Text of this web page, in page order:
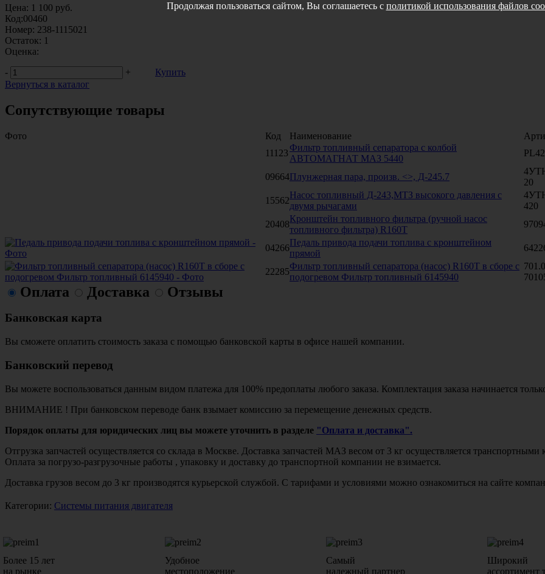
Цена: 1 100 руб.
Код:00460
Номер: 238-1115021
Остаток: 1
Оценка:
-
+
Купить
Вернуться в каталог
Сопутствующие товары
Фото Код Наименование
11123
Фильтр топливный сепаратора с колбой
АВТОМАГНАТ МАЗ 5440
09664Плунжерная пара, произв. <>, Д-245.7
20
15562
Насос топливный Д-243,МТЗ высокого давления с
двумя рычагами
420
20408
Кронштейн топливного фильтра (ручной насос
топливного фильтра) R160T
04266
Педаль привода подачи топлива с кронштейном
прямой
22285
Фильтр топливный сепаратора (насос) R160T в сборе с
подогревом Фильтр топливный 6145940
Оплата Доставка Отзывы
Банковская карта
Вы сможете оплатить стоимость заказа с помощью банковской карты в офисе нашей компании.
Банковский перевод
Вы можете воспользоваться данным видом платежа для 100% предоплаты любого заказа. Комплектация заказа начинается
ВНИМАНИЕ ! При банковском переводе банк взымает комиссию за перемещение денежных средств.
Порядок оплаты для юридических лиц вы можете уточнить в разделе "Оплата и доставка".
Отгрузка запчастей осуществляется со склада в Москве. Доставка запчастей МАЗ весом от 3 кг осуществляется
Оплата за погрузо-разгрузочные работы , упаковку и доставку до транспортной компании не взимается.
Доставка грузов весом до 3 кг производятся курьерской службой. С тарифами и условиями можно ознакомиться на сайте
Категории: Системы питания двигателя
Более 15 лет
на рынке
Удобное
местоположение
Самый
надежный партнер
Широкий
ассортимент
Продолжая пользоваться сайтом, Вы соглашаетесь с политикой использования файлов